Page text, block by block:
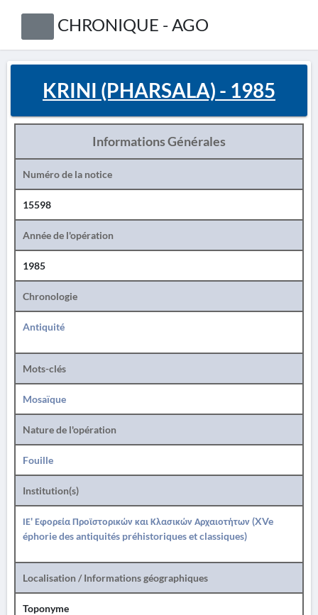
CHRONIQUE - AGO
KRINI (PHARSALA) - 1985
Informations Générales
Numéro de la notice
15598
Année de l'opération
1985
Chronologie
Antiquité
Mots-clés
Mosaïque
Nature de l'opération
Fouille
Institution(s)
ΙΕ' Εφορεία Προϊστορικών και Κλασικών Αρχαιοτήτων (XVe
éphorie des antiquités préhistoriques et classiques)
Localisation / Informations géographiques
Toponyme